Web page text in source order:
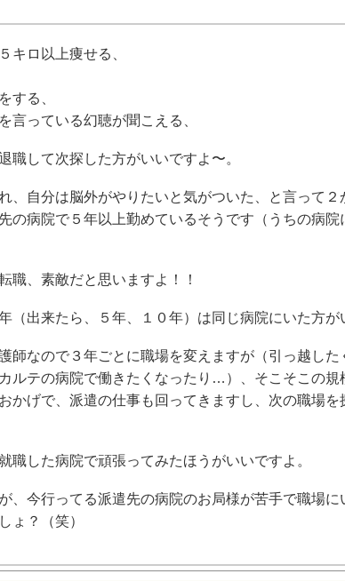
キロ以上痩せる、
する、
言っている幻聴が聞こえる、
職して次探した方がいいですよ〜。
、自分は脳外がやりたいと気がついた、と言って２
の病院で５年以上勤めているそうです（うちの病院
職、素敵だと思いますよ！！
（出来たら、５年、１０年）は同じ病院にいた方が
師なので３年ごとに職場を変えますが（引っ越した
ルテの病院で働きたくなったり…）、そこそこの規
かげで、派遣の仕事も回ってきますし、次の職場を
職した病院で頑張ってみたほうがいいですよ。
、今行ってる派遣先の病院のお局様が苦手で職場に
ょ？（笑）